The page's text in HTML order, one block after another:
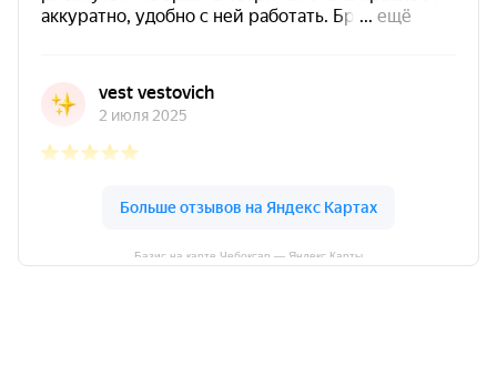
Базис на карте Чебоксар — Яндекс Карты